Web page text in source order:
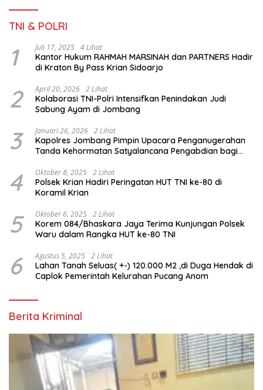
TNI & POLRI
1 Juli 17, 2025 4 Lihat
Kantor Hukum RAHMAH MARSINAH dan PARTNERS Hadir
di Kraton By Pass Krian Sidoarjo
2 April 20, 2026 2 Lihat
Kolaborasi TNI-Polri Intensifkan Penindakan Judi
Sabung Ayam di Jombang
3 Januari 26, 2026 2 Lihat
Kapolres Jombang Pimpin Upacara Penganugerahan
Tanda Kehormatan Satyalancana Pengabdian bagi
4 Oktober 8, 2025 2 Lihat
Polsek Krian Hadiri Peringatan HUT TNI ke-80 di
Koramil Krian
5 Oktober 6, 2025 2 Lihat
Korem 084/Bhaskara Jaya Terima Kunjungan Polsek
6 Agustus 5, 2025 2 Lihat
Lahan Tanah Seluas( +-) 120.000 M2 ,di Duga Hendak di
Caplok Pemerintah Kelurahan Pucang Anom
Berita Kriminal